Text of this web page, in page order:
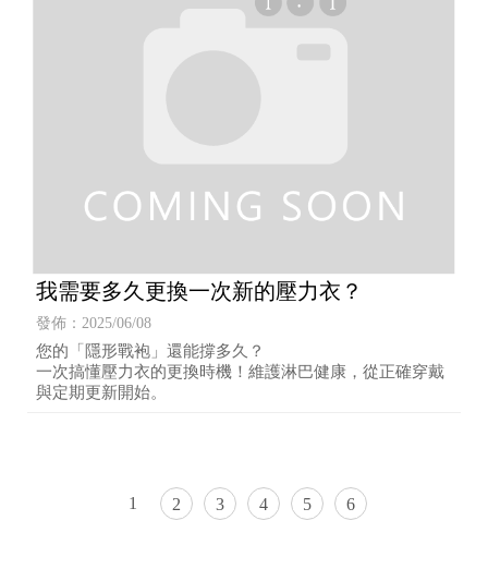
我需要多久更換一次新的壓力衣？
發佈：2025/06/08
您的「隱形戰袍」還能撐多久？
一次搞懂壓力衣的更換時機！維護淋巴健康，從正確穿戴
與定期更新開始。
1 2 3 4 5 6